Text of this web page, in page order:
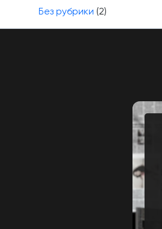
Без рубрики (2)